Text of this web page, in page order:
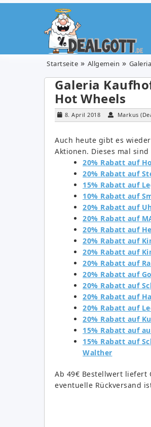
Startseite Allgemein
Galeria
Hot Wheels
8. April 2018 Markus
Auch heute gibt es
Aktionen. Dieses mal
20% Rabatt auf
20% Rabatt auf
15% Rabatt auf
10% Rabatt auf
20% Rabatt auf
20% Rabatt auf
20% Rabatt auf
20% Rabatt auf
20% Rabatt auf
20% Rabatt auf
20% Rabatt auf
20% Rabatt auf
20% Rabatt auf
20% Rabatt auf
20% Rabatt auf
15% Rabatt auf
15% Rabatt auf
Walther
Ab 49€ Bestellwert liefert
eventuelle Rückversand